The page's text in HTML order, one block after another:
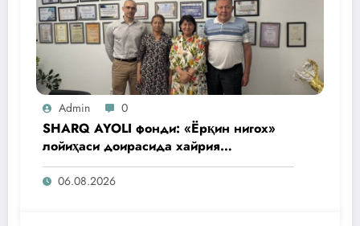
Admin 0
SHARQ AYOLI фонди: «Ёрқин нигох»
лойиҳаси доирасида хайрия
операциялари ўтказилади
06.08.2026